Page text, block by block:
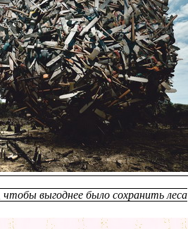
выгоднее было сохранить леса